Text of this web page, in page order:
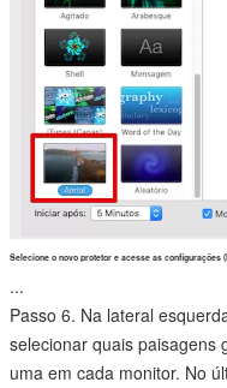
Selecione o novo protetor e acesse as configurações
...
Passo 6. Na lateral
selecionar quais paisagens
uma em cada monitor. No